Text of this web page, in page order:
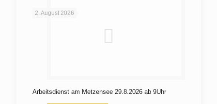
2. August 2026
Arbeitsdienst am Metzensee 29.8.2026 ab 9Uhr